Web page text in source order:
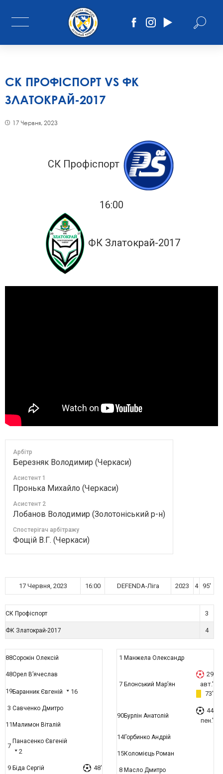
СК ПРОФІСПОРТ VS ФК
ЗЛАТОКРАЙ-2017
17 Червня, 2023
СК Профіспорт
16:00
ФК Златокрай-2017
Арбітр
Березняк Володимир (Черкаси)
Асистент 1
Пронька Михайло (Черкаси)
Асистент 2
Лобанов Володимир (Золотоніський р-н)
Спостерігач арбітражу
Фощій В.Г. (Черкаси)
17 Червня, 2023 16:00 DEFENDA-Ліга 2023 4 95'
СК Профіспорт 3
ФК Златокрай-2017 4
88Сорокін Олексій
48Орел В’ячеслав
19Баранник Євгеній 16
3 Савченко Дмитро
11 Малимон Віталій
7
Панасенко Євгеній
2
9 Біда Сергій 48'
1 Манжела Олександр
7 Блонський Мар’ян
29
авт.'
73'
90Бурлін Анатолій
44
пен.'
14Горбинко Андрій
15Коломієць Роман
8 Масло Дмитро